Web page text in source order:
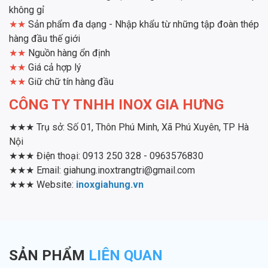
không gỉ
★★ Sản phẩm đa dạng - Nhập khẩu từ những tập đoàn thép
hàng đầu thế giới
★★ Nguồn hàng ổn định
★★ Giá cả hợp lý
★★ Giữ chữ tín hàng đầu
CÔNG TY TNHH INOX GIA HƯNG
★★★ Trụ sở: Số 01, Thôn Phú Minh, Xã Phú Xuyên, TP Hà
Nội
★★★ Điện thoại: 0913 250 328 - 0963576830
★★★ Email: giahung.inoxtrangtri@gmail.com
★★★ Website: inoxgiahung.vn
SẢN PHẨM LIÊN QUAN